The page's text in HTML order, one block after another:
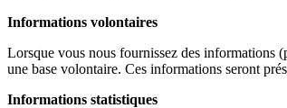
Informations volontaires
Lorsque vous nous fournissez des informations
une base volontaire. Ces informations seront
Informations statistiques